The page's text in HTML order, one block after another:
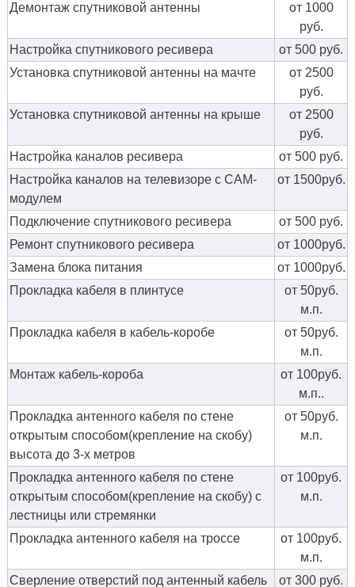
Демонтаж спутниковой антенны
от 1000
руб.
Настройка спутникового ресивера
от 500 руб.
Установка спутниковой антенны на мачте
от 2500
руб.
Установка спутниковой антенны на крыше
от 2500
руб.
Настройка каналов ресивера
от 500 руб.
Настройка каналов на телевизоре с CAM-
модулем
от 1500руб.
Подключение спутникового ресивера
от 500 руб.
Ремонт спутникового ресивера
от 1000руб.
Замена блока питания
от 1000руб.
Прокладка кабеля в плинтусе
от 50руб.
м.п.
Прокладка кабеля в кабель-коробе
от 50руб.
м.п.
Монтаж кабель-короба
от 100руб.
м.п..
Прокладка антенного кабеля по стене
открытым способом(крепление на скобу)
высота до 3-х метров
от 50руб.
м.п.
Прокладка антенного кабеля по стене
открытым способом(крепление на скобу) с
лестницы или стремянки
от 100руб.
м.п.
Прокладка антенного кабеля на троссе
от 100руб.
м.п.
Сверление отверстий под антенный кабель
от 300 руб.